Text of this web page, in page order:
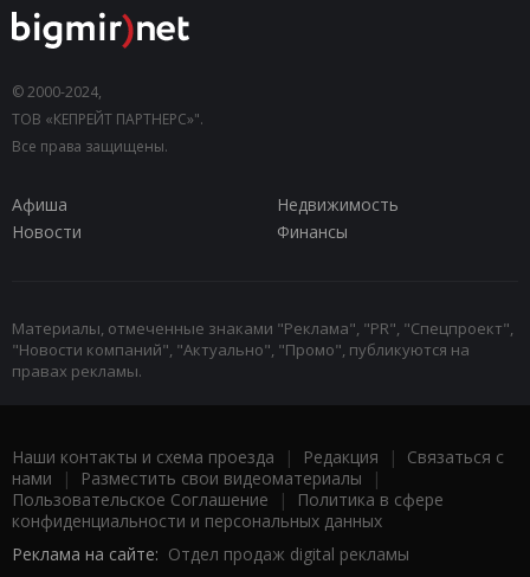
© 2000-2024,
ТОВ «КЕПРЕЙТ ПАРТНЕРС»".
Все права защищены.
Афиша
Недвижимость
Новости
Финансы
Материалы, отмеченные знаками "Реклама", "PR", "Спецпроект",
"Новости компаний", "Актуально", "Промо", публикуются на
правах рекламы.
Наши контакты и схема проезда | Редакция | Связаться с
нами | Разместить свои видеоматериалы |
Пользовательское Соглашение |
Политика в сфере
конфиденциальности и персональных данных
Реклама на сайте: Отдел продаж digital рекламы